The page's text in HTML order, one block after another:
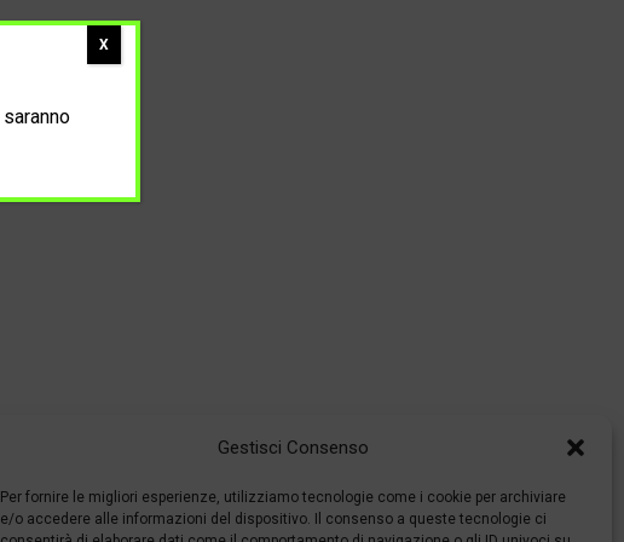
Gestisci Consenso
Per fornire le migliori esperienze, utilizziamo tecnologie come i cookie per archiviare
e/o accedere alle informazioni del dispositivo. Il consenso a queste tecnologie ci
saranno
X